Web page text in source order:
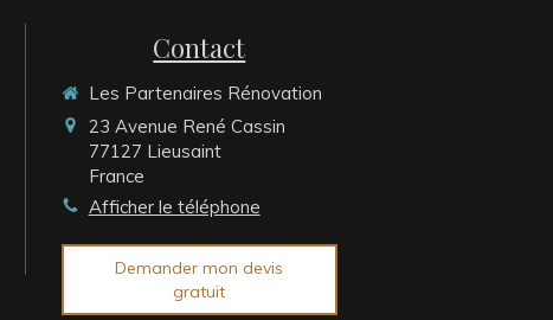
Contact
Les Partenaires Rénovation
23 Avenue René Cassin
77127 Lieusaint
France
Afficher le téléphone
Demander mon devis
gratuit